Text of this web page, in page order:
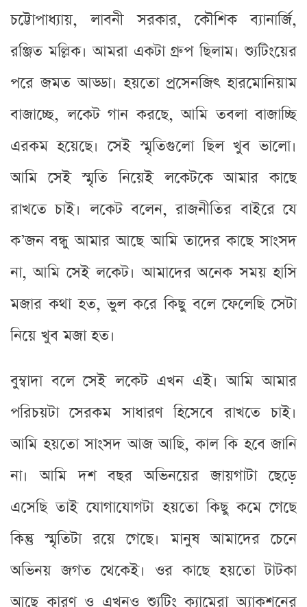
চট্টোপাধ্যায়, লাবনী সরকার, কৌশিক ব্যানার্জি,
রঞ্জিত মল্লিক। আমরা একটা গ্রুপ ছিলাম। শ্যুটিংয়ের
পরে জমত আড্ডা। হয়তো প্রসেনজিৎ হারমোনিয়াম
বাজাচ্ছে, লকেট গান করছে, আমি তবলা বাজাচ্ছি
এরকম হয়েছে। সেই স্মৃতিগুলো ছিল খুব ভালো।
আমি সেই স্মৃতি নিয়েই লকেটকে আমার কাছে
রাখতে চাই। লকেট বলেন, রাজনীতির বাইরে যে
ক’জন বন্ধু আমার আছে আমি তাদের কাছে সাংসদ
না, আমি সেই লকেট। আমাদের অনেক সময় হাসি
মজার কথা হত, ভুল করে কিছু বলে ফেলেছি সেটা
নিয়ে খুব মজা হত।
বুম্বাদা বলে সেই লকেট এখন এই। আমি আমার
পরিচয়টা সেরকম সাধারণ হিসেবে রাখতে চাই।
আমি হয়তো সাংসদ আজ আছি, কাল কি হবে জানি
না। আমি দশ বছর অভিনয়ের জায়গাটা ছেড়ে
এসেছি তাই যোগাযোগটা হয়তো কিছু কমে গেছে
কিন্তু স্মৃতিটা রয়ে গেছে। মানুষ আমাদের চেনে
অভিনয় জগত থেকেই। ওর কাছে হয়তো টাটকা
আছে কারণ ও এখনও শ্যুটিং ক্যামেরা অ্যাকশনের